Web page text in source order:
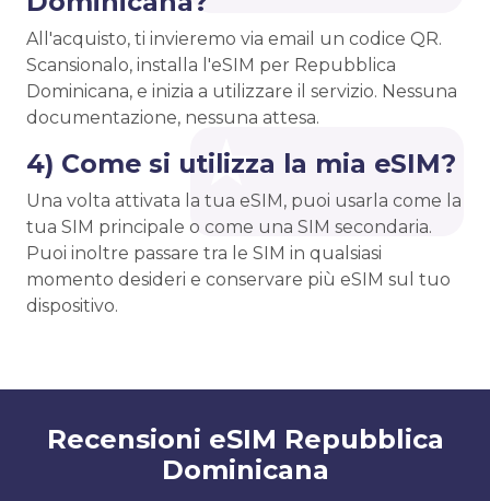
All'acquisto, ti invieremo via email un codice QR.
Scansionalo, installa l'eSIM per Repubblica
Dominicana, e inizia a utilizzare il servizio. Nessuna
documentazione, nessuna attesa.
4) Come si utilizza la mia eSIM?
Una volta attivata la tua eSIM, puoi usarla come la
tua SIM principale o come una SIM secondaria.
Puoi inoltre passare tra le SIM in qualsiasi
momento desideri e conservare più eSIM sul tuo
dispositivo.
Recensioni eSIM Repubblica
Dominicana